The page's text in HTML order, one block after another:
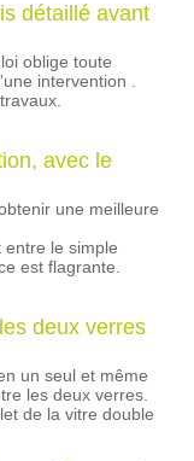
détaillé avant
oblige toute
intervention .
avec le
une meilleure
le simple
est flagrante.
deux verres
un seul et même
les deux verres.
de la vitre double